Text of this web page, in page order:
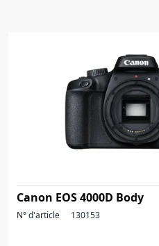
Canon EOS 4000D Body
N° d'article 130153